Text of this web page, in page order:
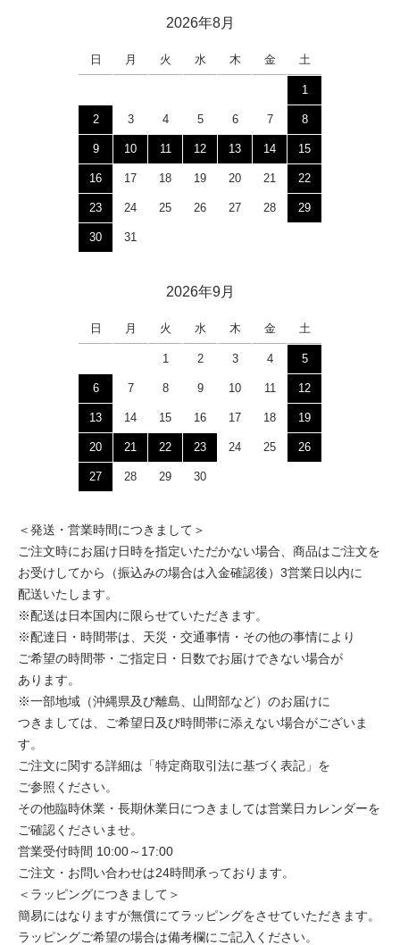
2026年8月
日 月 火 水 木 金 土
1
2 3 4 5 6 7 8
9 10 11 12 13 14 15
16 17 18 19 20 21 22
23 24 25 26 27 28 29
30 31
2026年9月
日 月 火 水 木 金 土
1 2 3 4 5
6 7 8 9 10 11 12
13 14 15 16 17 18 19
20 21 22 23 24 25 26
27 28 29 30
＜発送・営業時間につきまして＞
ご注文時にお届け日時を指定いただかない場合、商品はご注文を
お受けしてから（振込みの場合は入金確認後）3営業日以内に
配送いたします。
※配送は日本国内に限らせていただきます。
※配達日・時間帯は、天災・交通事情・その他の事情により
ご希望の時間帯・ご指定日・日数でお届けできない場合が
あります。
※一部地域（沖縄県及び離島、山間部など）のお届けに
つきましては、ご希望日及び時間帯に添えない場合がございま
す。
ご注文に関する詳細は「特定商取引法に基づく表記」を
ご参照ください。
その他臨時休業・長期休業日につきましては営業日カレンダーを
ご確認くださいませ。
営業受付時間 10:00～17:00
ご注文・お問い合わせは24時間承っております。
＜ラッピングにつきまして＞
簡易にはなりますが無償にてラッピングをさせていただきます。
ラッピングご希望の場合は備考欄にご記入ください。